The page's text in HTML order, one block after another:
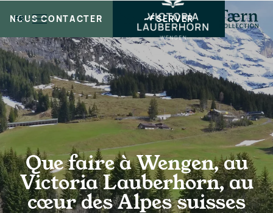
FR
NOUS CONTACTER RÉSERVER
Que faire à Wengen, au
Victoria Lauberhorn, au
cœur des Alpes suisses